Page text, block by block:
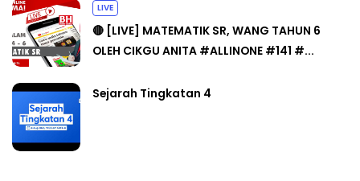
LIVE
🔴 [LIVE] MATEMATIK SR, WANG TAHUN 6
OLEH CIKGU ANITA #ALLINONE #141 #...
Sejarah Tingkatan 4